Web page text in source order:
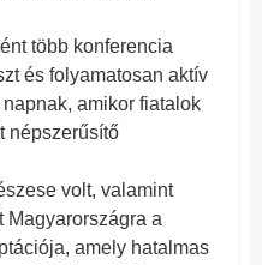
több konferencia
és folyamatosan aktív
amikor fiatalok
népszerűsítő
volt, valamint
Magyarországra a
amely hatalmas